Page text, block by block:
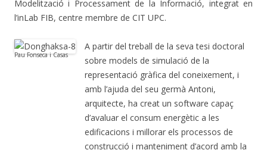
Modelització i Processament de la Informació, integrat en
l’inLab FIB, centre membre de CIT UPC.
Pau Fonseca i Casas
A partir del treball de la seva tesi doctoral
sobre models de simulació de la
representació gràfica del coneixement, i
amb l’ajuda del seu germà Antoni,
arquitecte, ha creat un software capaç
d’avaluar el consum energètic a les
edificacions i millorar els processos de
construcció i manteniment d’acord amb la